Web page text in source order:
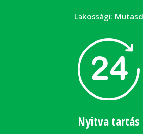
Lakossági: Mutasd
Nyitva tartás